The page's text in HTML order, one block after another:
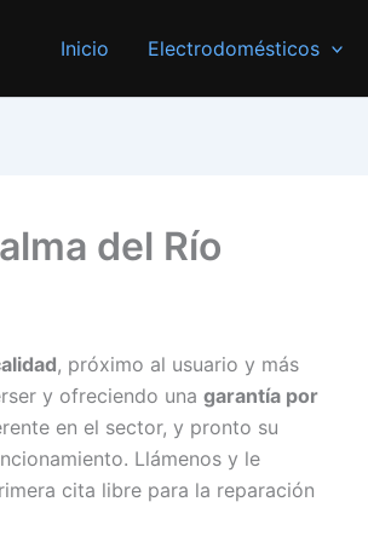
Inicio Electrodomésticos
del Río
, próximo al usuario y más
y ofreciendo una garantía por
en el sector, y pronto su
Llámenos y le
cita libre para la reparación